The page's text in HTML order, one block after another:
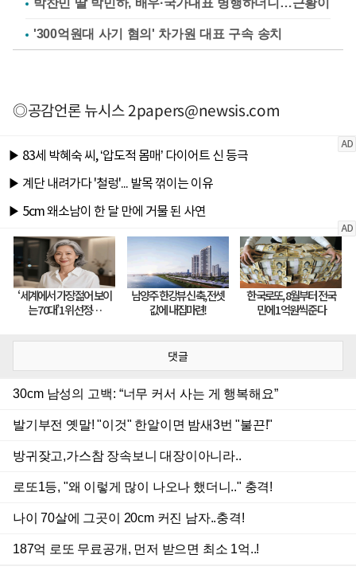
'300억원대 사기 혐의' 차가원 대표 구속 송치
◎공감언론 뉴시스2papers@newsis.com
댓글